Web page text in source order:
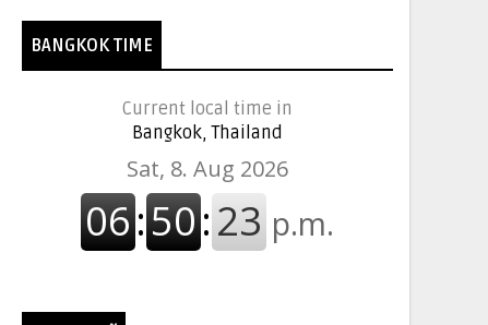
BANGKOK TIME
Current local time in
Bangkok, Thailand